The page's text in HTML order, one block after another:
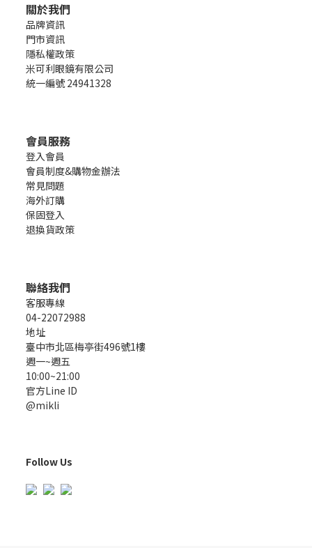
關於我們
品牌資訊
門市資訊
隱私權政策
米可利眼鏡有限公司
統一編號 24941328
會員服務
登入會員
會員制度&購物金辦法
常見問題
海外訂購
保固登入
退換貨政策
聯絡我們
客服專線
04-22072988
地址
臺中市北區梅亭街496號1樓
週一~週五
10:00~21:00
官方Line ID
@mikli
Follow Us